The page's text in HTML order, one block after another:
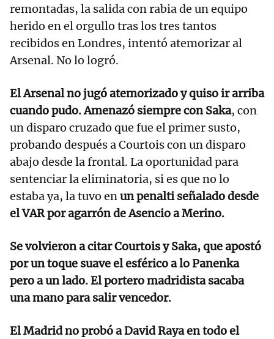
remontadas, la salida con rabia de un equipo
herido en el orgullo tras los tres tantos
recibidos en Londres, intentó atemorizar al
Arsenal. No lo logró.
El Arsenal no jugó atemorizado y quiso ir arriba
cuando pudo. Amenazó siempre con Saka, con
un disparo cruzado que fue el primer susto,
probando después a Courtois con un disparo
abajo desde la frontal. La oportunidad para
sentenciar la eliminatoria, si es que no lo
estaba ya, la tuvo enun penalti señalado desde
el VAR por agarrón de Asencio a Merino.
Se volvieron a citar Courtois y Saka, que apostó
por un toque suave el esférico a lo Panenka
pero a un lado. El portero madridista sacaba
una mano para salir vencedor.
El Madrid no probó a David Raya en todo el